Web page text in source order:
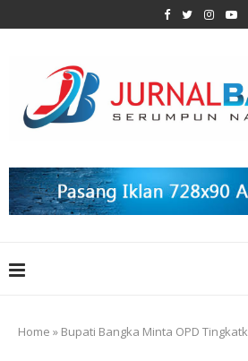
Home » Bupati Bangka Minta OPD